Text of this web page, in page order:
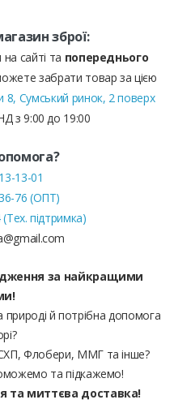
зброї:
сайті та попереднього
забрати товар за цією
8, Сумський ринок, 2 поверх
з 9:00 до 19:00
13-01
76 (ОПТ)
підтримка)
за найкращими
природі й потрібна допомога
Флобери, ММГ та інше?
та підкажемо!
та миттєва доставка!